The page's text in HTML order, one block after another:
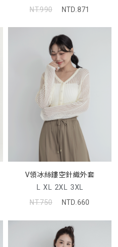
NT.990
NTD.871
V領冰絲鏤空針織外套
L XL 2XL 3XL
NT.750
NTD.660